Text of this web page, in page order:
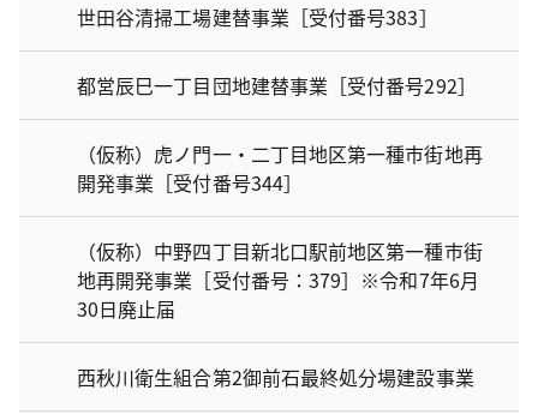
世田谷清掃工場建替事業［受付番号383］
都営辰巳一丁目団地建替事業［受付番号292］
（仮称）虎ノ門一・二丁目地区第一種市街地再
開発事業［受付番号344］
（仮称）中野四丁目新北口駅前地区第一種市街
地再開発事業［受付番号：379］※令和7年6月
30日廃止届
西秋川衛生組合第2御前石最終処分場建設事業